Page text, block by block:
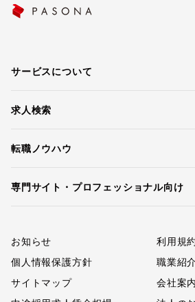
サービスについて
求人検索
転職ノウハウ
専門サイト・プロフェッショナル向け
お知らせ
利用規約
個人情報保護方針
職業紹
サイトマップ
会社案内